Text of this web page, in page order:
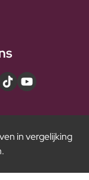
in vergelijking